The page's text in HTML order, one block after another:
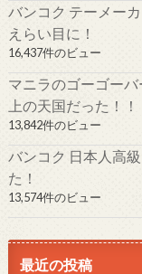
バンコク テーメー
えらい目に！
16,437件のビュー
マニラのゴーゴー
上の天国だった！！
13,842件のビュー
バンコク 日本人高
た！
13,574件のビュー
最近の投稿